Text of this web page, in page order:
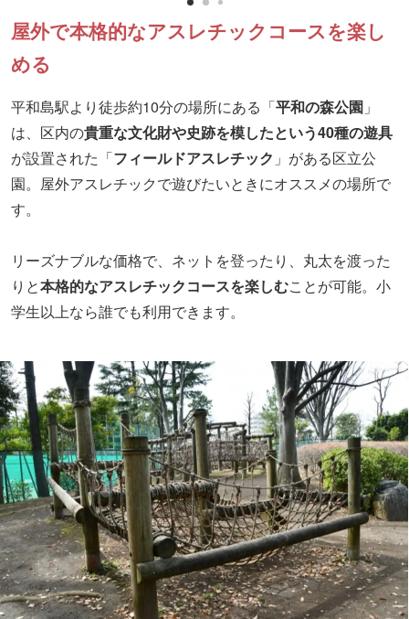
屋外で本格的なアスレチックコースを楽し
める
平和島駅より徒歩約10分の場所にある「平和の森公園 」
は、区内の貴重な文化財や史跡を模したという40種の遊具
が設置された「フィールドアスレチック 」がある区立公
園。屋外アスレチックで遊びたいときにオススメの場所で
す。
リーズナブルな価格で、ネットを登ったり、丸太を渡った
りと本格的なアスレチックコースを楽しむことが可能。小
学生以上なら誰でも利用できます。